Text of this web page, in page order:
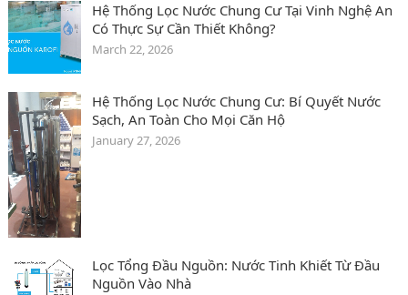
Hệ Thống Lọc Nước Chung Cư Tại Vinh Nghệ An
Có Thực Sự Cần Thiết Không?
March 22, 2026
Hệ Thống Lọc Nước Chung Cư: Bí Quyết Nước
Sạch, An Toàn Cho Mọi Căn Hộ
January 27, 2026
Lọc Tổng Đầu Nguồn: Nước Tinh Khiết Từ Đầu
Nguồn Vào Nhà